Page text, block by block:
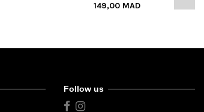
149,00 MAD
Follow us